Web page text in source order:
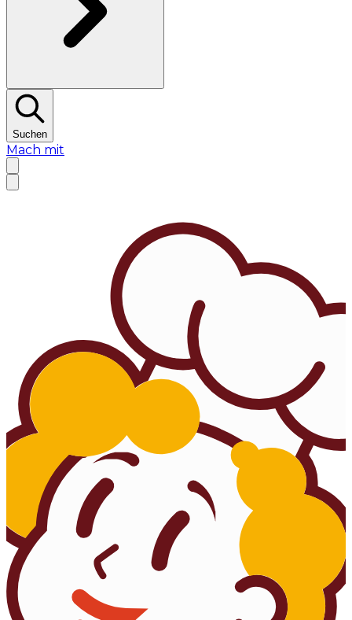
Suchen
Mach mit